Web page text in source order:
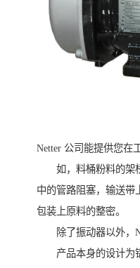
Netter 公司能提供您在
如，料桶粉料的架
中的管路阻塞，输送带
包装上原料的整密。
除了振动器以外，
产品本身的设计为铝